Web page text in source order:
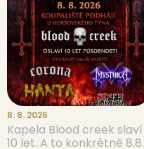
8. 8. 2026
Kapela Blood creek slaví
10 let. A to konkrétně 8.8.